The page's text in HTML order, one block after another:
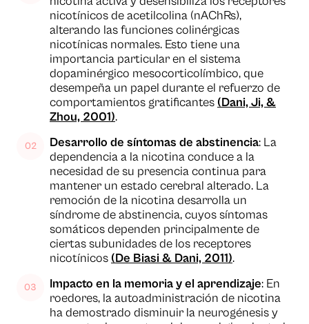
nicotínicos de acetilcolina (nAChRs),
alterando las funciones colinérgicas
nicotínicas normales. Esto tiene una
importancia particular en el sistema
dopaminérgico mesocorticolímbico, que
desempeña un papel durante el refuerzo de
comportamientos gratificantes (Dani, Ji, &
Zhou, 2001).
Desarrollo de síntomas de abstinencia: La
dependencia a la nicotina conduce a la
necesidad de su presencia continua para
mantener un estado cerebral alterado. La
remoción de la nicotina desarrolla un
síndrome de abstinencia, cuyos síntomas
somáticos dependen principalmente de
ciertas subunidades de los receptores
nicotínicos (De Biasi & Dani, 2011).
Impacto en la memoria y el aprendizaje: En
roedores, la autoadministración de nicotina
ha demostrado disminuir la neurogénesis y